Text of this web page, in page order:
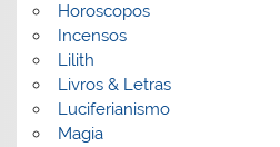
Horoscopos
Incensos
Lilith
Livros & Letras
Luciferianismo
Magia